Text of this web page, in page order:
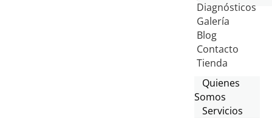
Diagnósticos
Galería
Blog
Contacto
Tienda
Quienes
Somos
Servicios